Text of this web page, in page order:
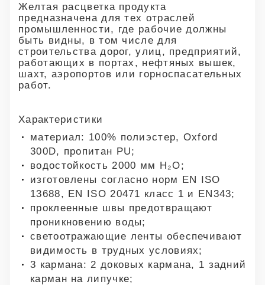
Желтая расцветка продукта
предназначена для тех отраслей
промышленности, где рабочие должны
быть видны, в том числе для
строительства дорог, улиц, предприятий,
работающих в портах, нефтяных вышек,
шахт, аэропортов или горноспасательных
работ.
Характеристики
материал: 100% полиэстер, Oxford
300D, пропитан PU;
водостойкость 2000 мм H₂O;
изготовлены согласно норм EN ISO
13688, EN ISO 20471 класс 1 и EN343;
проклеенные швы предотвращают
проникновению воды;
светоотражающие ленты обеспечивают
видимость в трудных условиях;
3 кармана: 2 доковых кармана, 1 задний
карман на липучке;